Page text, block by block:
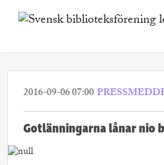
2016-09-06 07:00
Gotlänningarna lånar nio